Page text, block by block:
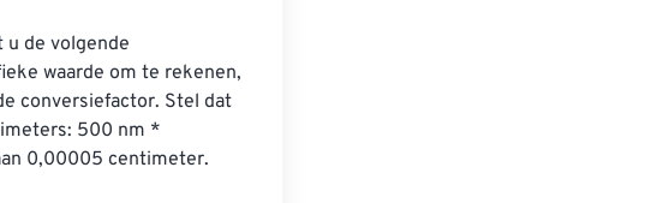
de volgende
waarde om te rekenen,
conversiefactor. Stel dat
500 nm *
0,00005 centimeter.